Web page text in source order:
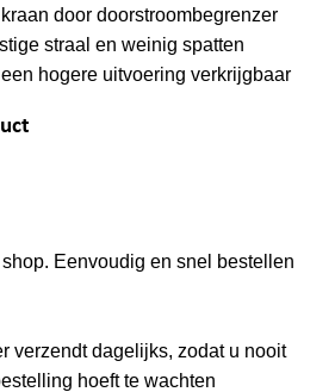
door doorstroombegrenzer
straal en weinig spatten
hogere uitvoering verkrijgbaar
. Eenvoudig en snel bestellen
verzendt dagelijks, zodat u nooit
hoeft te wachten